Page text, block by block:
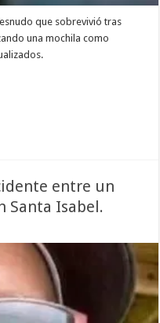
que sobrevivió tras
una mochila como
entre un
Santa Isabel.